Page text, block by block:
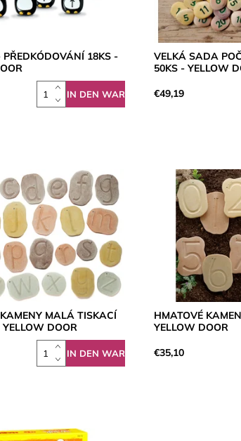
18KS -
VELKÁ SADA
50KS - YELLOW
€49,19
MALÁ TISKACÍ
DOOR
HMATOVÉ
YELLOW DOOR
€35,10